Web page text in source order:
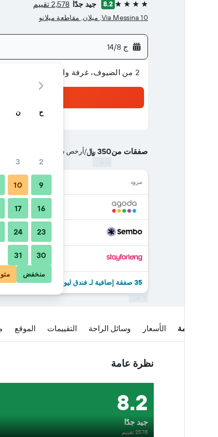
4 نجوم 8.2 جيد جدًا 2,578 تقييم
Via Messina 10, ميلان, مقاطعة ميلانو
ج 14/8
2 من الضيوف، غرفة واحدة
صفقات من350 ﷼ /أرخص سعر الليلة الواحدة
مزود
35 صفقة إضافية لـ فندق ليوناردو ميلان سيتي سنتر
نظرة عامة الأسعار وسائل الراحة التقييمات الموقع
نظرة عامة
8.2
جيد جدًا
2578 تقييم
ح ن
2
3
9
10
16
17
23
24
30
31
منخفض